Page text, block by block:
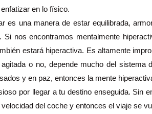
en lo físico.
es una manera de estar equilibrada,
Si nos encontramos mentalmente
estará hiperactiva. Es altamente
o no, depende mucho del
y en paz, entonces la mente
por llegar a tu destino enseguida. Sin
del coche y entonces el viaje se